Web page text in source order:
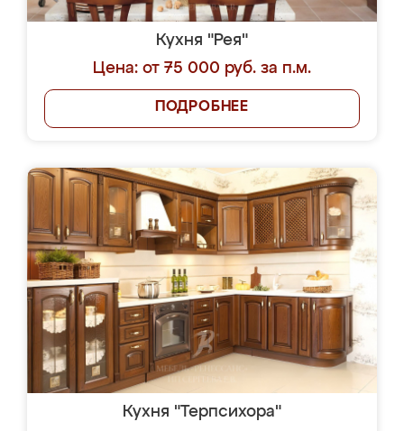
Кухня "Рея"
Цена: от 75 000 руб. за п.м.
ПОДРОБНЕЕ
Кухня "Терпсихора"